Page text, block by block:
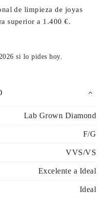
de limpieza de joyas
superior a 1.400 €.
si lo pides hoy.
Lab Grown Diamond
F/G
VVS/VS
Excelente a Ideal
Ideal